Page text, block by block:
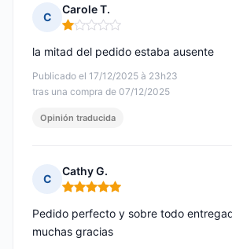
C
Carole T.
Nota: 1 de 5
Publicado el 17/12/2025 à 23h23
tras una compra de 07/12/2025
la mitad del pedido estaba ausente
Opinión traducida
C
Cathy G.
Nota: 5 de 5
Pedido perfecto y sobre todo
muchas gracias